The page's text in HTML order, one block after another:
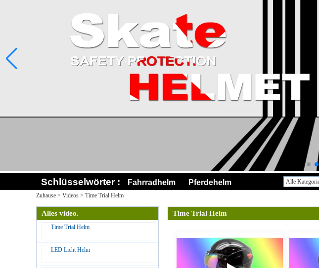
Schlüsselwörter : Fahrradhelm Pferdehelm
Alle
Neue
Erwachsenen
Zuhause > Videos > Time Trial Helm
Alles video.
Time Trial Helm
LED Licht Helm
Time Trial Helm